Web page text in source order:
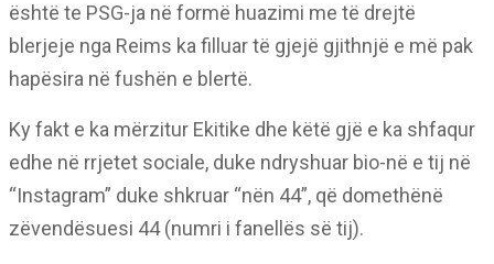
është te PSG-ja në formë huazimi me të drejtë
blerjeje nga Reims ka filluar të gjejë gjithnjë e më pak
hapësira në fushën e blertë.
Ky fakt e ka mërzitur Ekitike dhe këtë gjë e ka shfaqur
edhe në rrjetet sociale, duke ndryshuar bio-në e tij në
“Instagram” duke shkruar “nën 44”, që domethënë
zëvendësuesi 44 (numri i fanellës së tij).